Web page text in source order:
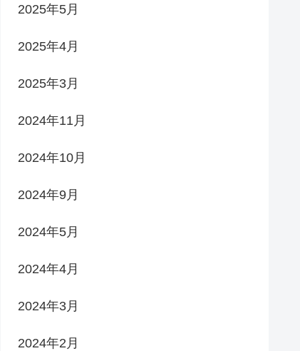
2025年5月
2025年4月
2025年3月
2024年11月
2024年10月
2024年9月
2024年5月
2024年4月
2024年3月
2024年2月